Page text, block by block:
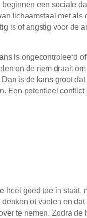
beginnen een sociale
lichaamstaal met als
is of angstig voor de
is ongecontroleerd
en de riem draait
is de kans groot
Een potentieel conflict
heel goed toe in staat,
of voelen en
te nemen. Zodra